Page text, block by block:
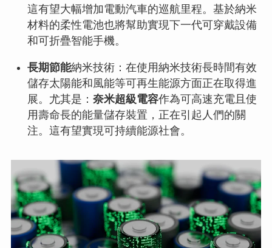
這有望大幅增加電動汽車的巡航里程。基於納米
材料的柔性電池也將幫助實現下一代可穿戴設備
和可折疊智能手機。
長期節能納米技術：在使用納米技術長時間有效
儲存太陽能和風能等可再生能源方面正在取得進
展。尤其是： 奈米超級電容作為可高速充電且使
用壽命長的能量儲存裝置，正在引起人們的關
注。這有望實現可持續能源社會。